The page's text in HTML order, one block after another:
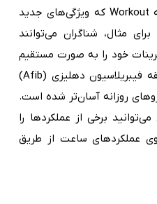
است و Digital Crown با برنامه Workout که ویژگی‌های جدید
مثال، شناگران می‌توانند
خود را به صورت مستقیم
روی تلویزیون پخش کنند. سابقه فیبریلاسیون دهلیزی (Afib)
روزانه آسان‌تر شده است.
برخی از عملکردها را
عملکردهای ساعت از طریق